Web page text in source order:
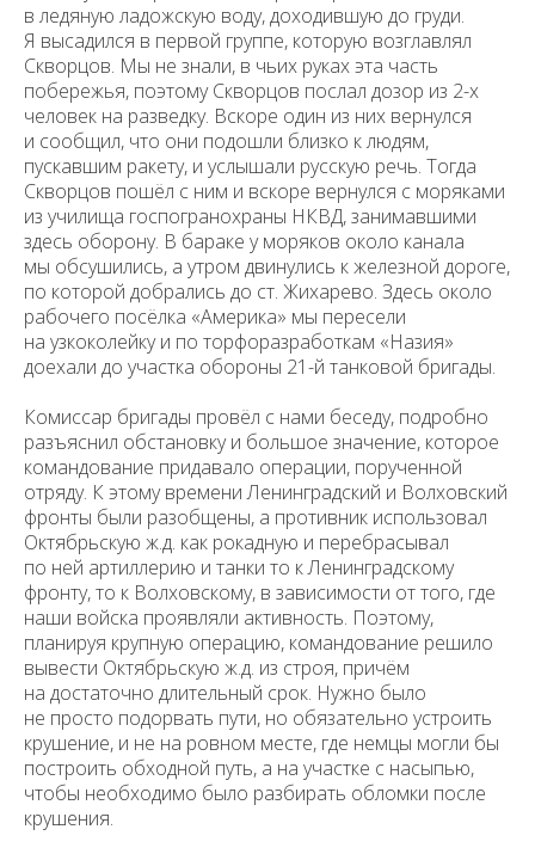
в ледяную ладожскую воду, доходившую до груди.
Я высадился в первой группе, которую возглавлял
Скворцов. Мы не знали, в чьих руках эта часть
побережья, поэтому Скворцов послал дозор из 2-х
человек на разведку. Вскоре один из них вернулся
и сообщил, что они подошли близко к людям,
пускавшим ракету, и услышали русскую речь. Тогда
Скворцов пошёл с ним и вскоре вернулся с моряками
из училища госпогранохраны НКВД, занимавшими
здесь оборону. В бараке у моряков около канала
мы обсушились, а утром двинулись к железной дороге,
по которой добрались до ст. Жихарево. Здесь около
рабочего посёлка «Америка» мы пересели
на узкоколейку и по торфоразработкам «Назия»
доехали до участка обороны 21-й танковой бригады.
Комиссар бригады провёл с нами беседу, подробно
разъяснил обстановку и большое значение, которое
командование придавало операции, порученной
отряду. К этому времени Ленинградский и Волховский
фронты были разобщены, а противник использовал
Октябрьскую ж.д. как рокадную и перебрасывал
по ней артиллерию и танки то к Ленинградскому
фронту, то к Волховскому, в зависимости от того, где
наши войска проявляли активность. Поэтому,
планируя крупную операцию, командование решило
вывести Октябрьскую ж.д. из строя, причём
на достаточно длительный срок. Нужно было
не просто подорвать пути, но обязательно устроить
крушение, и не на ровном месте, где немцы могли бы
построить обходной путь, а на участке с насыпью,
чтобы необходимо было разбирать обломки после
крушения.
На данном информационном ресурсе могут быть
опубликованы архивные материалы с упоминанием
физических и юридических лиц, включенных
Министерством юстиции Российской Федерации в реестр
иностранных агентов, а также организаций, признанных
экстремистскими и запрещенных на территории
Российской Федерации.
Политика СПбГУ в отношении обработки
персональных данных
Saint Petersburg State University © 2026
Уважаемые универсанты и гости! Если
вы заметили неточность в опубликованных
сведениях, пожалуйста, сообщите об этом
на электронный адресpro@spbu.ru
2026